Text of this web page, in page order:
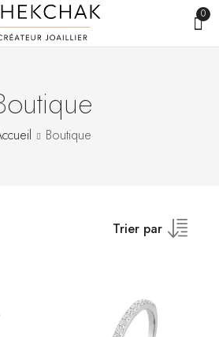
0
Boutique
Trier par